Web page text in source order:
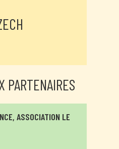
PARTENAIRES
ASSOCIATION LE